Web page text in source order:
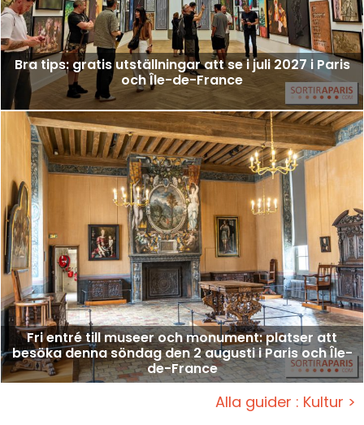
Bra tips: gratis utställningar att se i juli 2027 i Paris
och Île-de-France
Fri entré till museer och monument: platser att
besöka denna söndag den 2 augusti i Paris och Île-
de-France
Alla guider : Kultur >